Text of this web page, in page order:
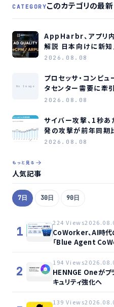
CATEGORYこのカテゴリの最新
AppHarbr、アプリ
解説 日本向けに新知
2026.08.08
No Image
プロセッサ・コンピ
タセンター需要に牽
模へ成長か
2026.08.08
サイバー攻撃、1秒
発の攻撃が前年同期
2026.08.08
もっと見る
人気記事
7日 30日 90日
1
224 Views
CoWorker、AI時代
「Blue Agent
2
194 Views
HENNGE Oneがプ
キュリティ強化へ
139 Views